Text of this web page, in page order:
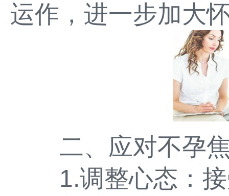
运作，进一步加大
二、应对不孕焦
1.调整心态：接